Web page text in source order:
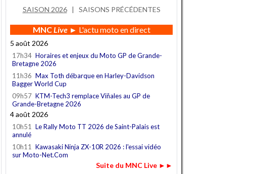
SAISON 2026| SAISONS PRÉCÉDENTES
MNCLive► L'actu moto en direct
5 août 2026
17h34 Horaires et enjeux du Moto GP de Grande-
Bretagne 2026
11h36 Max Toth débarque en Harley-Davidson
Bagger World Cup
09h57 KTM-Tech3 remplace Viñales au GP de
Grande-Bretagne 2026
4 août 2026
10h51 Le Rally Moto TT 2026 de Saint-Palais est
annulé
10h11 Kawasaki Ninja ZX-10R 2026 : l'essai vidéo
sur Moto-Net.Com
Suite du MNC Live ►►